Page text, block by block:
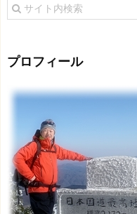
プロフィール